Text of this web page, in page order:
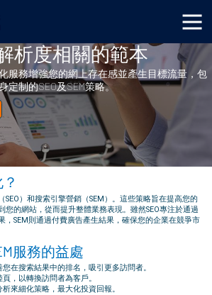
析度相關的範本
服務增強您的網上存在感並產生目標流量，包
制的SEO及SEM策略。
SEO）和搜索引擎營銷（SEM）。這些策略旨在提高您的
您的網站，從而提升整體業務表現。雖然SEO專注於通過
，SEM則通過付費廣告產生結果，確保您的企業在競爭市
服務的益處
在搜索結果中的排名，吸引更多訪問者。
，以轉換訪問者為客戶。
來細化策略，最大化投資回報。